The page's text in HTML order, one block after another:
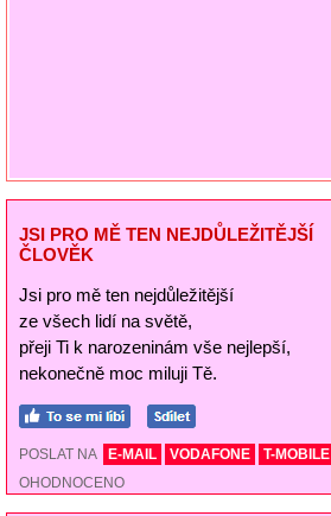
JSI PRO MĚ TEN NEJDŮLEŽITĚJŠÍ
ČLOVĚK
Jsi pro mě ten nejdůležitější
ze všech lidí na světě,
přeji Ti k narozeninám vše nejlepší,
nekonečně moc miluji Tě.
POSLAT NA E-MAIL VODAFONE T-MOBILE
OHODNOCENO